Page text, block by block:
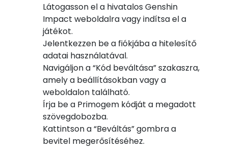
Látogasson el a hivatalos Genshin
Impact weboldalra vagy indítsa el a
játékot.
Jelentkezzen be a fiókjába a hitelesítő
adatai használatával.
Navigáljon a “Kód beváltása” szakaszra,
amely a beállításokban vagy a
weboldalon található.
Írja be a Primogem kódját a megadott
szövegdobozba.
Kattintson a “Beváltás” gombra a
bevitel megerősítéséhez.